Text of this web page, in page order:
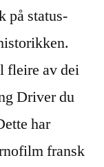
på status-
fleire av dei
Driver du
har
fransk